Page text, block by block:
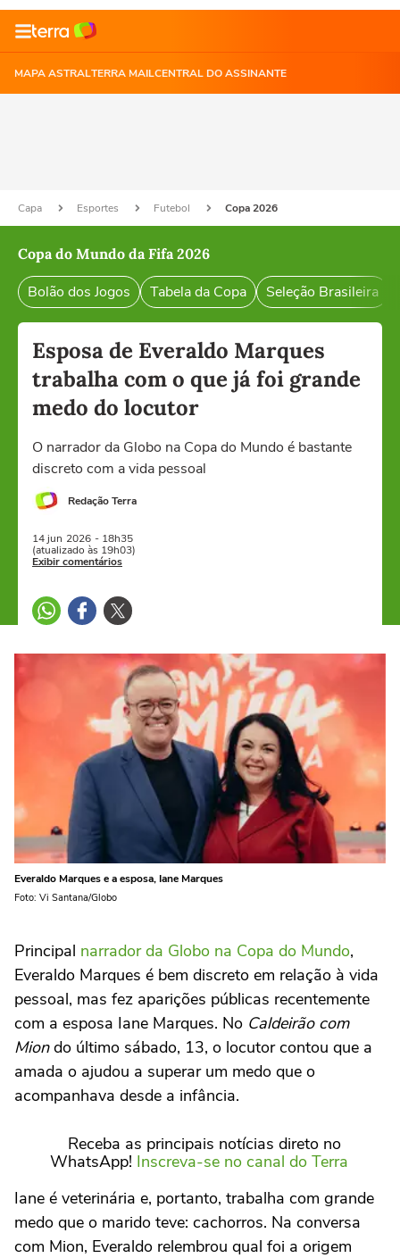
MAPA ASTRALTERRA MAILCENTRAL DO ASSINANTE
Capa Esportes Futebol Copa 2026
Copa do Mundo da Fifa 2026
Bolão dos Jogos Tabela da Copa Seleção Brasileira
Esposa de Everaldo Marques
trabalha com o que já foi grande
medo do locutor
O narrador da Globo na Copa do Mundo é bastante
discreto com a vida pessoal
Redação Terra
14 jun 2026 - 18h35
(atualizado às 19h03)
Exibir comentários
Everaldo Marques e a esposa, Iane Marques
Foto: Vi Santana/Globo
Principal narrador da Globo na Copa do Mundo,
Everaldo Marques é bem discreto em relação à vida
pessoal, mas fez aparições públicas recentemente
com a esposa Iane Marques. No Caldeirão com
Miondo último sábado, 13, o locutor contou que a
amada o ajudou a superar um medo que o
acompanhava desde a infância.
Receba as principais notícias direto no
WhatsApp! Inscreva-se no canal do Terra
Iane é veterinária e, portanto, trabalha com grande
medo que o marido teve: cachorros. Na conversa
com Mion, Everaldo relembrou qual foi a origem